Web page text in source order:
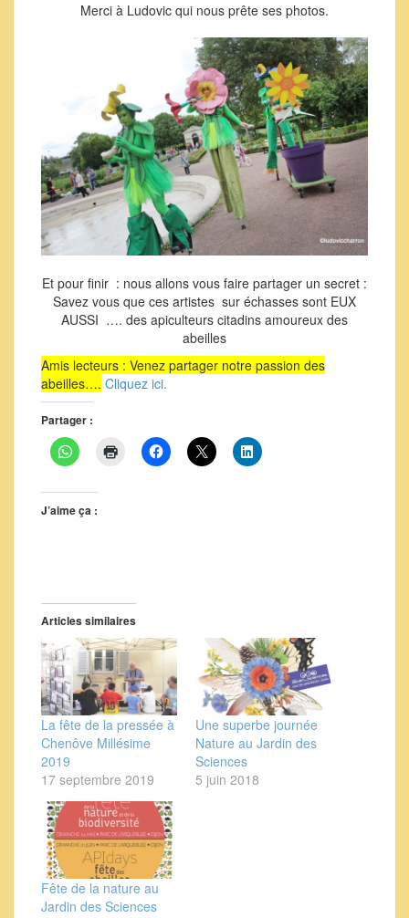
Merci à Ludovic qui nous prête ses photos.
Et pour finir : nous allons vous faire partager un secret :
Savez vous que ces artistes sur échasses sont EUX
AUSSI …. des apiculteurs citadins amoureux des
abeilles
Amis lecteurs : Venez partager notre passion des
abeilles…. Cliquez ici.
Partager :
J’aime ça :
Articles similaires
La fête de la pressée à
Chenôve Millésime
2019
17 septembre 2019
Une superbe journée
Nature au Jardin des
Sciences
5 juin 2018
Fête de la nature au
Jardin des Sciences